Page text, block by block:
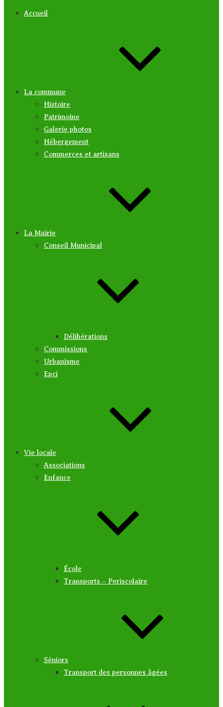
Accueil
La commune
Histoire
Patrimoine
Galerie photos
Hébergement
Commerces et artisans
La Mairie
Conseil Municipal
Délibérations
Commissions
Urbanisme
Epci
Vie locale
Associations
Enfance
École
Transports – Periscolaire
Séniors
Transport des personnes âgées